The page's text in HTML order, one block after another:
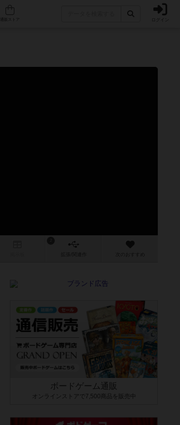
人気ボードゲーム ログイン
作 次のおすすめ
ボードゲーム通販
オンラインストアで7,500商品を販売中